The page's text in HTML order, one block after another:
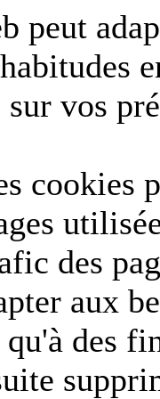
peut
vos
cookies
des
aux
des